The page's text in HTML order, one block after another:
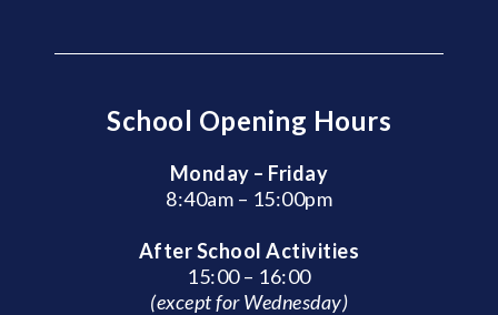
School Opening Hours
Monday – Friday
8:40am – 15:00pm
After School Activities
15:00 – 16:00
(except for Wednesday)